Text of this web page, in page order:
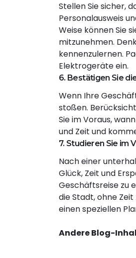
Stellen Sie sicher,
Personalausweis
Weise können Sie
mitzunehmen.
kennenzulernen.
Elektrogeräte ein.
6. Bestätigen Sie
Wenn Ihre
stoßen.
Sie im Voraus,
und Zeit und
7. Studieren Sie im
Nach einer
Glück, Zeit und
Geschäftsreise zu
die Stadt, ohne
einen speziellen
Andere Blog-